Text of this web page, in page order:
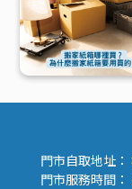
門市自取地址
門市服務時間：